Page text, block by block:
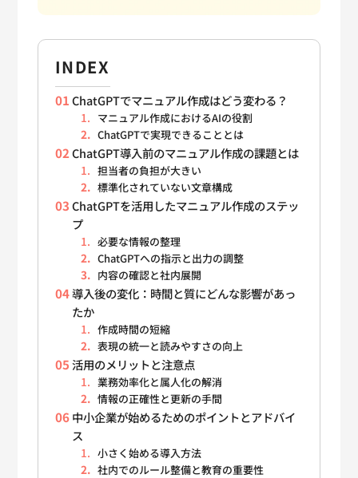
INDEX
ChatGPTでマニュアル作成はどう変わる？
マニュアル作成におけるAIの役割
ChatGPTで実現できることとは
ChatGPT導入前のマニュアル作成の課題とは
担当者の負担が大きい
標準化されていない文章構成
ChatGPTを活用したマニュアル作成のステッ
プ
必要な情報の整理
ChatGPTへの指示と出力の調整
内容の確認と社内展開
導入後の変化：時間と質にどんな影響があっ
たか
作成時間の短縮
表現の統一と読みやすさの向上
活用のメリットと注意点
業務効率化と属人化の解消
情報の正確性と更新の手間
中小企業が始めるためのポイントとアドバイ
ス
小さく始める導入方法
社内でのルール整備と教育の重要性